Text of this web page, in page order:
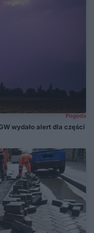
Pogoda
wydało alert dla części